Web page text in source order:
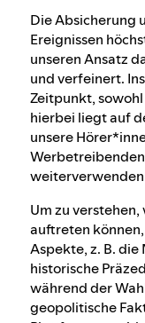
Die Absicherung
Ereignissen
unseren Ansatz
und verfeinert.
Zeitpunkt,
hierbei liegt auf
unsere
Um zu
auftreten
Aspekte, z. B.
historische
während der
geopolitische